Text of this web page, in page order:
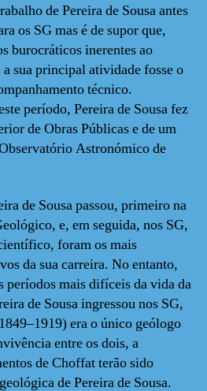
de Pereira de Sousa antes
os SG mas é de supor que,
burocráticos inerentes ao
sua principal atividade fosse o
técnico.
período, Pereira de Sousa fez
de Obras Públicas e de um
Astronómico de
de Sousa passou, primeiro na
e, em seguida, nos SG,
foram os mais
da sua carreira. No entanto,
períodos mais difíceis da vida da
de Sousa ingressou nos SG,
era o único geólogo
entre os dois, a
de Choffat terão sido
de Pereira de Sousa.